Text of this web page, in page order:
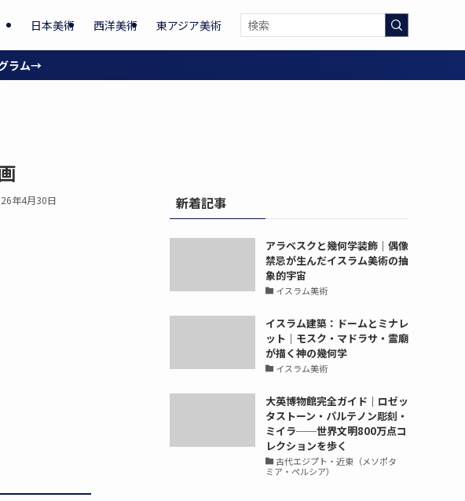
日本美術 西洋美術 東アジア美術
ラム→
年4月30日 新着記事
アラベスクと幾何学装飾｜偶像
禁忌が生んだイスラム美術の抽
象的宇宙
イスラム美術
イスラム建築：ドームとミナレ
ット｜モスク・マドラサ・霊廟
が描く神の幾何学
イスラム美術
大英博物館完全ガイド｜ロゼッ
タストーン・パルテノン彫刻・
ミイラ──世界文明800万点コ
レクションを歩く
古代エジプト・近東（メソポタ
ミア・ペルシア）